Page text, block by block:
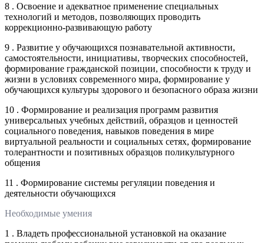
8 . Освоение и адекватное применение специальных
технологий и методов, позволяющих проводить
коррекционно-развивающую работу
9 . Развитие у обучающихся познавательной активности,
самостоятельности, инициативы, творческих способностей,
формирование гражданской позиции, способности к труду и
жизни в условиях современного мира, формирование у
обучающихся культуры здорового и безопасного образа жизни
10 . Формирование и реализация программ развития
универсальных учебных действий, образцов и ценностей
социального поведения, навыков поведения в мире
виртуальной реальности и социальных сетях, формирование
толерантности и позитивных образцов поликультурного
общения
11 . Формирование системы регуляции поведения и
деятельности обучающихся
Необходимые умения
1 . Владеть профессиональной установкой на оказание